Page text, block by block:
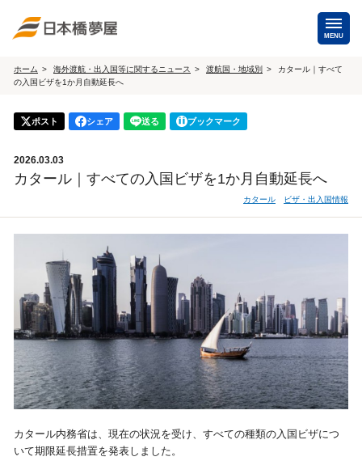
MENU
海外航空券
商用・就労ビザ
ホテル・専用車・
通訳・ガイド
保険・Wi-Fiレンタル
航空券 ホテル・会議室
貸切バス・ハイヤー 通訳・ガイド
視察旅行・研修旅行 国内手配トップ
選ばれる理由 サービス内容
ホーム 海外渡航・出入国等に関するニュース 渡航国・地域別
カタール｜すべて
の入国ビザを1か月自動延長へ
ポスト シェア 送る ブックマーク
2026.03.03
カタール｜すべての入国ビザを1か月自動延長へ
カタール ビザ・出入国情報
カタール内務省は、現在の状況を受け、すべての種類の入国ビザにつ
いて期限延長措置を発表しました。